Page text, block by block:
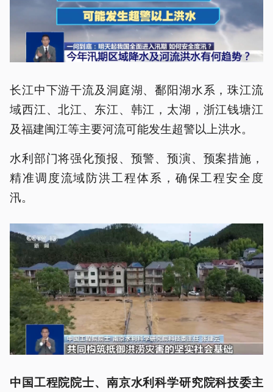
长江中下游干流及洞庭湖、鄱阳湖水系，珠江流
域西江、北江、东江、韩江，太湖，浙江钱塘江
及福建闽江等主要河流可能发生超警以上洪水。
水利部门将强化预报、预警、预演、预案措施，
精准调度流域防洪工程体系，确保工程安全度
汛。
中国工程院院士、南京水利科学研究院科技委主